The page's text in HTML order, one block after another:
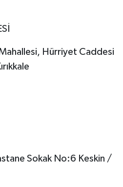
Hürriyet Caddesi
Sokak No:6 Keskin /